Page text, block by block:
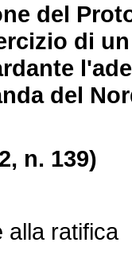
del
di
del
n. 139)
alla ratifica